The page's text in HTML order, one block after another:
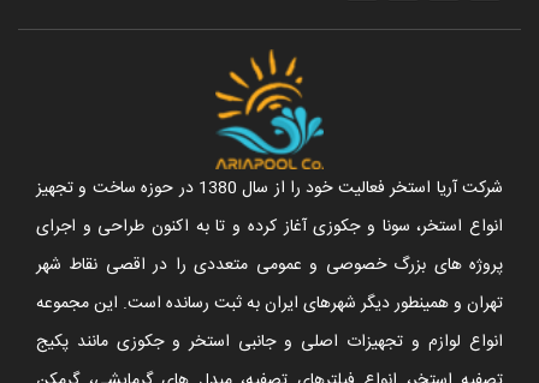
شرکت آریا استخر فعالیت خود را از سال 1380 در حوزه ساخت و تجهیز
انواع استخر، سونا و جکوزی آغاز کرده و تا به اکنون طراحی و اجرای
پروژه های بزرگ خصوصی و عمومی متعددی را در اقصی نقاط شهر
تهران و همینطور دیگر شهرهای ایران به ثبت رسانده است. این مجموعه
انواع لوازم و تجهیزات اصلی و جانبی استخر و جکوزی مانند پکیج